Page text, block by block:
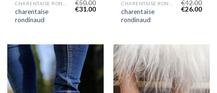
charentaise
rondinaud
€50.00
€31.00
charentaise
rondinaud
€42.00
€26.00